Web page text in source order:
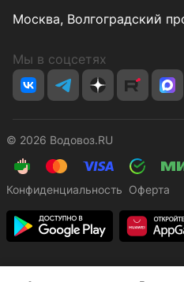
Москва, Волгоградский
Мы в соцсетях
© 2026 Водовоз.RU
Конфиденциальность Оферта